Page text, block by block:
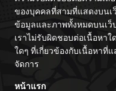
ของบุคคลที่สามที่แสดงบนเ
ข้อมูลและภาพทั้งหมดบนเว็
เราไม่รับผิดชอบต่อเนื้อห
ใดๆ ที่เกี่ยวข้องกับเนื้อหาที่
จัดการ
หน้าแรก